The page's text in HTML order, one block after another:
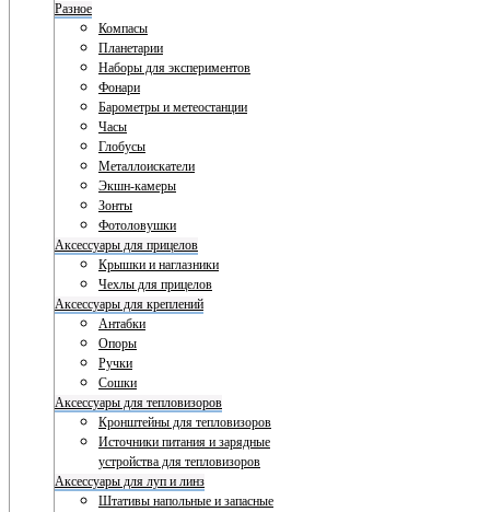
Разное
Компасы
Планетарии
Наборы для экспериментов
Фонари
Барометры и метеостанции
Часы
Глобусы
Металлоискатели
Экшн-камеры
Зонты
Фотоловушки
Аксессуары для прицелов
Крышки и наглазники
Чехлы для прицелов
Аксессуары для креплений
Антабки
Опоры
Ручки
Сошки
Аксессуары для тепловизоров
Кронштейны для тепловизоров
Источники питания и зарядные
устройства для тепловизоров
Аксессуары для луп и линз
Штативы напольные и запасные